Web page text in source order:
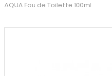
AQUA Eau de Toilette 100ml